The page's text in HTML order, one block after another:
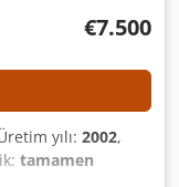
€7.500
yılı: 2002,
tamamen